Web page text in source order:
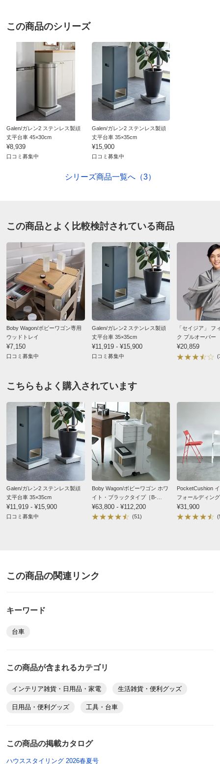
■サイズ：幅25cm奥行25cm高さ6cm
■耐荷重約80kg
■キャスター4個付き（うち2個ストッパー付き）
ディノスのサイズ
度乗るステンレス台があり重いのを動かさないで回転す
この度は商品のご購入ありがとうございます。
家事が少しでも楽になられたとのことで、大変うれ
しく存じます。
今後ともディノスを何卒宜しくお願い致します。
すべての口コミを見る
この商品のシリーズ
Galen/ガレン2 ステンレス製頑
丈平台車 45×30cm
¥8,939
口コミ募集中
Galen/ガレン2 ステンレス製頑
丈平台車 35×35cm
¥15,900
口コミ募集中
シリーズ商品一覧へ（3）
この商品とよく比較検討されている商品
Boby Wagon/ボビーワゴン専用
ウッドトレイ
¥7,150
口コミ募集中
Galen/ガレン2 ステンレス製頑
丈平台車 35×35cm
¥11,919 - ¥15,900
口コミ募集中
「セイジア」 フ
ク プルオーバー
¥20,859
こちらもよく購入されています
Galen/ガレン2 ステンレス製頑
丈平台車 35×35cm
¥11,919 - ¥15,900
口コミ募集中
Boby Wagon/ボビーワゴン ホワ
イト・ブラックタイプ［B-
LINE・ビーライン／デザイン：
ジョエ・コロンボ］
¥63,800 - ¥112,200
(51)
PocketCushion
フォールディン
ションタイプ
¥31,900
この商品の関連リンク
キーワード
台車
この商品が含まれるカテゴリ
インテリア雑貨・日用品・家電 生活雑貨・便利グッズ
日用品・便利グッズ 工具・台車
この商品の掲載カタログ
ハウススタイリング 2026春夏号